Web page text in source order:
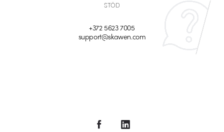
STÖD
+372 5623 7005
support@skawen.com